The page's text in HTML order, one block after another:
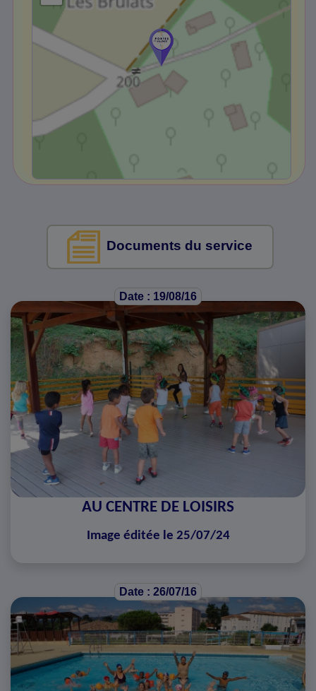
Documents du service
Date : 19/08/16
AU CENTRE DE LOISIRS
Image éditée le 25/07/24
Date : 26/07/16